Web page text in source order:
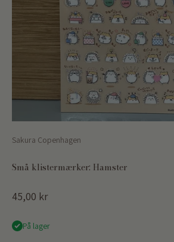
Sakura Copenhagen
Små klistermærker: Hamster
Salgspris
45,00 kr
På lager